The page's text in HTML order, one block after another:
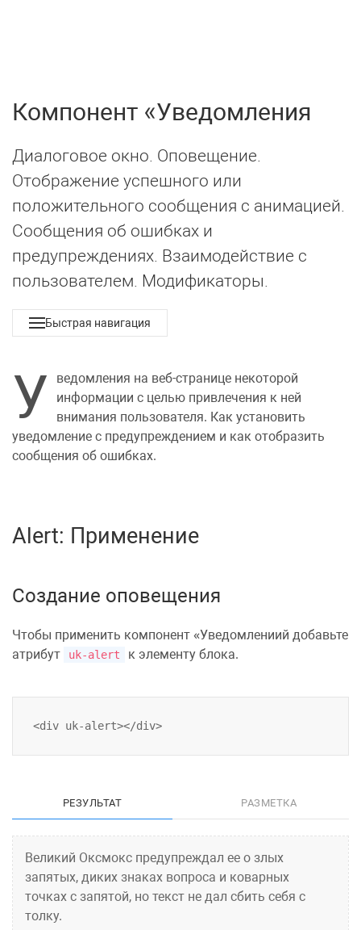
Компонент Уведомления
Диалоговое окно. Оповещение.
Отображение успешного или
положительного сообщения с анимацией.
Сообщения об ошибках и
предупреждениях. Взаимодействие с
пользователем. Модификаторы.
Быстрая навигация
У
ведомления на веб-странице некоторой
информации с целью привлечения к ней
внимания пользователя. Как установить
уведомление с предупреждением и как отобразить
сообщения об ошибках.
Alert: Применение
Создание оповещения
Чтобы применить компонент Уведомлениий добавьте
атрибут
uk-alert к элементу блока.
РЕЗУЛЬТАТ РАЗМЕТКА
Великий Оксмокс предупреждал ее о злых
запятых, диких знаках вопроса и коварных
точках с запятой, но текст не дал сбить себя с
толку.